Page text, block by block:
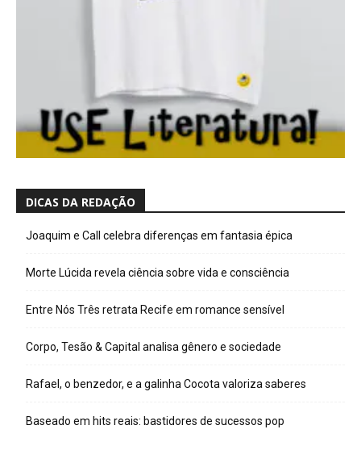
DICAS DA REDAÇÃO
Joaquim e Call celebra diferenças em fantasia épica
Morte Lúcida revela ciência sobre vida e consciência
Entre Nós Três retrata Recife em romance sensível
Corpo, Tesão & Capital analisa gênero e sociedade
Rafael, o benzedor, e a galinha Cocota valoriza saberes
Baseado em hits reais: bastidores de sucessos pop